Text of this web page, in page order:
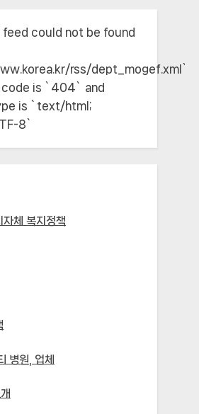
feed could not be found
rss/dept_mogef.xml`;
is `404` and
is `text/html;
8`
자체 복지정책
병원, 업체